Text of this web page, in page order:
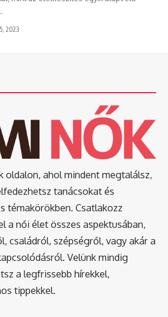
2023
oldalon, ahol mindent megtalálsz,
tanácsokat és
témakörökben. Csatlakozz
a női élet összes aspektusában,
családról, szépségről, vagy akár a
Velünk mindig
a legfrissebb hírekkel,
tippekkel.